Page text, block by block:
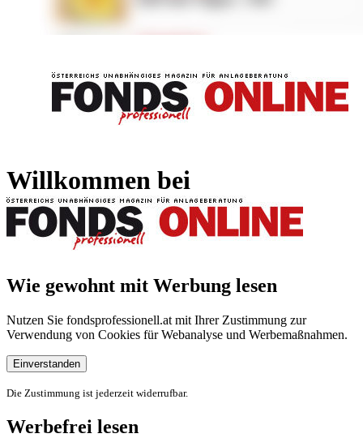
Willkommen bei
Wie gewohnt mit Werbung lesen
Nutzen Sie fondsprofessionell.at mit Ihrer Zustimmung zur
Verwendung von Cookies für Webanalyse und Werbemaßnahmen.
Einverstanden
Die Zustimmung ist jederzeit widerrufbar.
Werbefrei lesen